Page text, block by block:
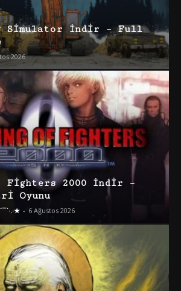
Simulator İndir – Full
2026
Fighters 2000 İndir –
Oyunu
- 6 Ağustos 2026